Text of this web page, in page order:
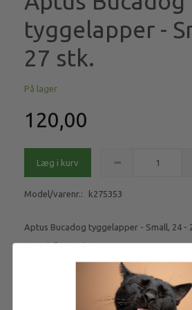
tyggelapper -
27 stk.
På lager
120,00
Læg i kurv
Model/varenr.: k275353
Aptus Bucadog tyggelapper - Small, 24 -
Mere information